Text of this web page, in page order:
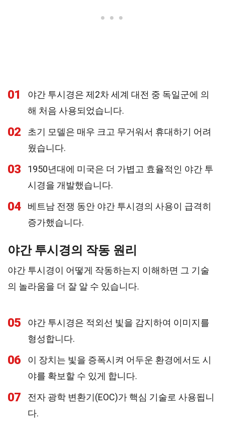
01
야간 투시경은 제2차 세계 대전 중 독일군에 의
해 처음 사용되었습니다.
02
초기 모델은 매우 크고 무거워서 휴대하기 어려
웠습니다.
03
1950년대에 미국은 더 가볍고 효율적인 야간 투
시경을 개발했습니다.
04
베트남 전쟁 동안 야간 투시경의 사용이 급격히
증가했습니다.
야간 투시경의 작동 원리
야간 투시경이 어떻게 작동하는지 이해하면 그 기술
의 놀라움을 더 잘 알 수 있습니다.
05
야간 투시경은 적외선 빛을 감지하여 이미지를
형성합니다.
06
이 장치는 빛을 증폭시켜 어두운 환경에서도 시
야를 확보할 수 있게 합니다.
07
전자 광학 변환기(EOC)가 핵심 기술로 사용됩니
다.